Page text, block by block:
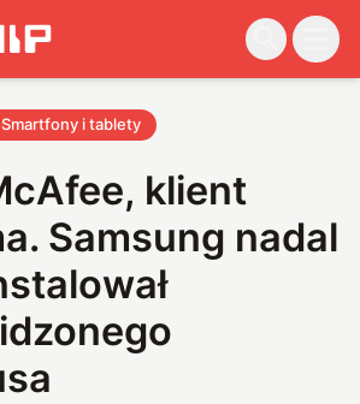
Smartfony i tablety
klient
Samsung nadal